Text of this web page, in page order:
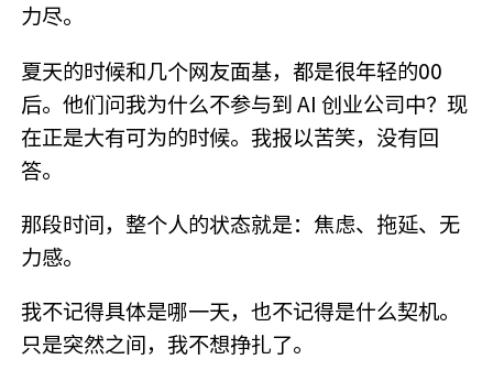
力尽。
夏天的时候和几个网友面基，都是很年轻的00
后。他们问我为什么不参与到 AI 创业公司中？现
在正是大有可为的时候。我报以苦笑，没有回
答。
那段时间，整个人的状态就是：焦虑、拖延、无
力感。
我不记得具体是哪一天，也不记得是什么契机。
只是突然之间，我不想挣扎了。